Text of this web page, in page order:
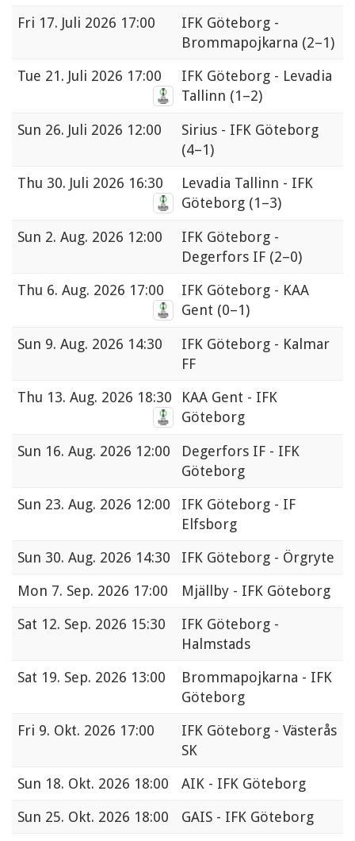
Fri 17. Juli 2026 17:00
IFK Göteborg -
Brommapojkarna (2–1)
Tue 21. Juli 2026 17:00
IFK Göteborg - Levadia
Tallinn (1–2)
Sun 26. Juli 2026 12:00
Sirius - IFK Göteborg
(4–1)
Thu 30. Juli 2026 16:30
Levadia Tallinn - IFK
Göteborg (1–3)
Sun 2. Aug. 2026 12:00
IFK Göteborg -
Degerfors IF (2–0)
Thu 6. Aug. 2026 17:00
IFK Göteborg - KAA
Gent (0–1)
Sun 9. Aug. 2026 14:30
IFK Göteborg - Kalmar
FF
Thu 13. Aug. 2026 18:30
KAA Gent - IFK
Göteborg
Sun 16. Aug. 2026 12:00
Degerfors IF - IFK
Göteborg
Sun 23. Aug. 2026 12:00
IFK Göteborg - IF
Elfsborg
Sun 30. Aug. 2026 14:30
IFK Göteborg - Örgryte
Mon 7. Sep. 2026 17:00
Mjällby - IFK Göteborg
Sat 12. Sep. 2026 15:30
IFK Göteborg -
Halmstads
Sat 19. Sep. 2026 13:00
Brommapojkarna - IFK
Göteborg
Fri 9. Okt. 2026 17:00
IFK Göteborg - Västerås
SK
Sun 18. Okt. 2026 18:00
AIK - IFK Göteborg
Sun 25. Okt. 2026 18:00
GAIS - IFK Göteborg